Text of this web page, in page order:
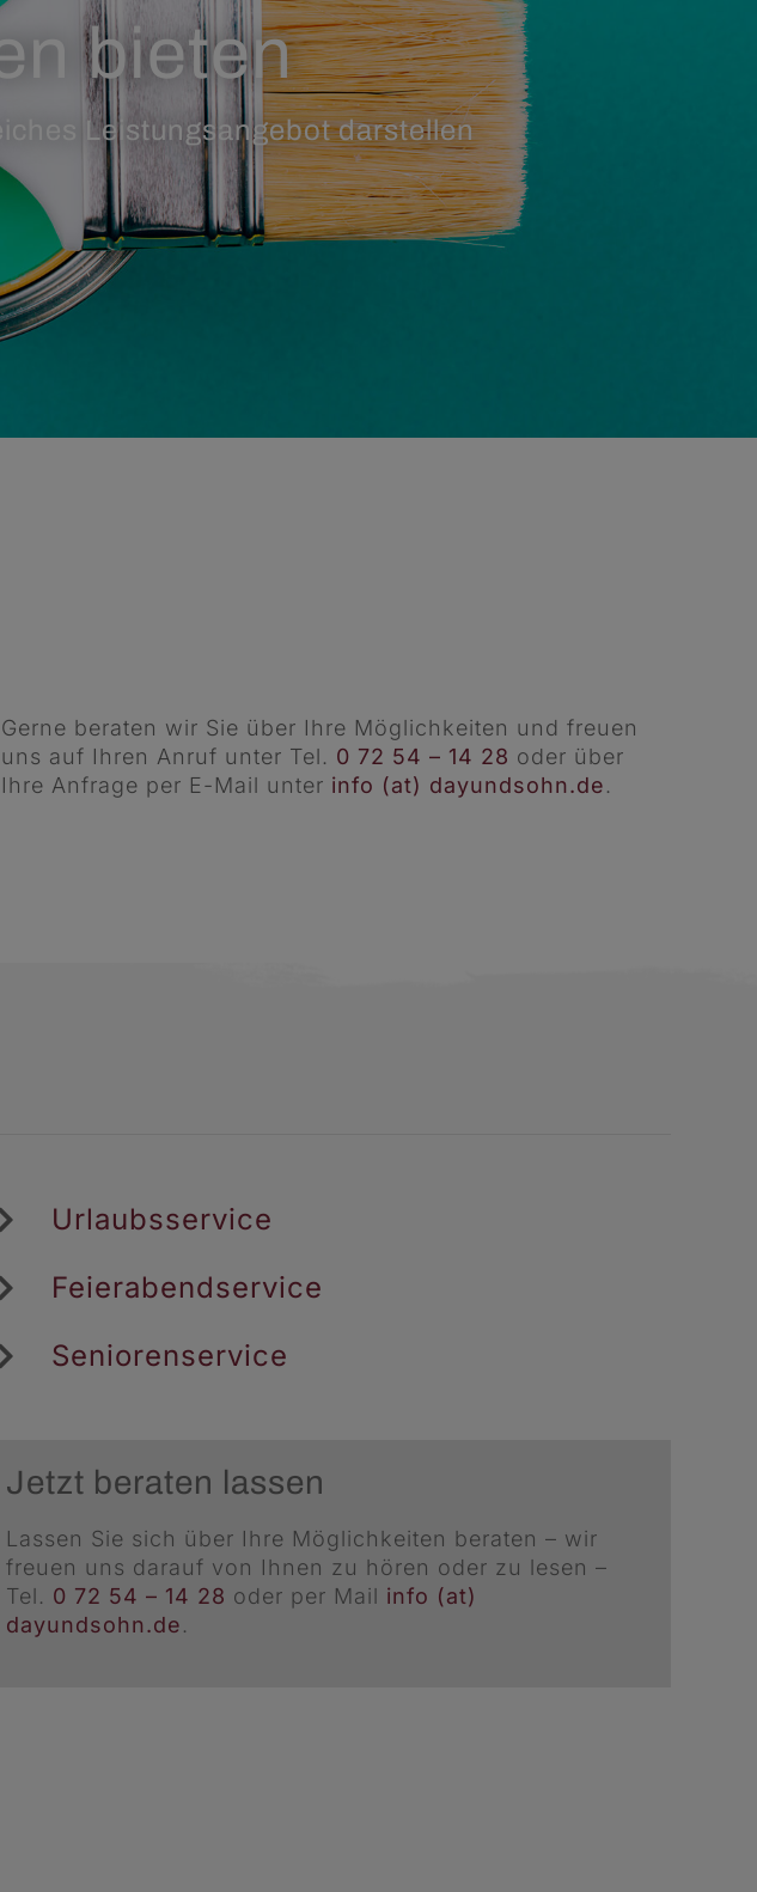
bieten
Leistungsangebot darstellen
Gerne beraten wir Sie über Ihre Möglichkeiten und freuen
uns auf Ihren Anruf unter Tel. 0 72 54 – 14 28 oder über
Ihre Anfrage per E-Mail unter info (at) dayundsohn.de.
Urlaubsservice
Feierabendservice
Seniorenservice
Jetzt beraten lassen
Lassen Sie sich über Ihre Möglichkeiten beraten – wir
freuen uns darauf von Ihnen zu hören oder zu lesen –
Tel. 0 72 54 – 14 28 oder per Mail info (at)
dayundsohn.de.